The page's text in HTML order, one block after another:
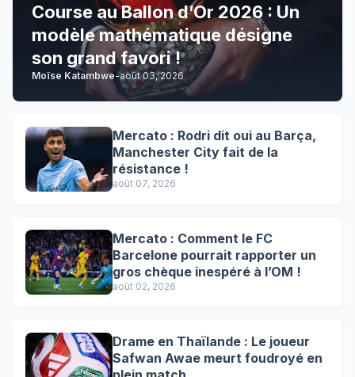
Course au Ballon d’Or 2026 : Un
modèle mathématique désigne
son grand favori !
Moïse Katambwe-août 03, 2026
Mercato : Rodri dit oui au Barça,
Manchester City fait de la
résistance !
août 07, 2026
Mercato : Comment le FC
Barcelone pourrait rapporter un
gros chèque inespéré à l’OM !
août 02, 2026
Drame en Thaïlande : Le joueur
Safwan Awae meurt foudroyé en